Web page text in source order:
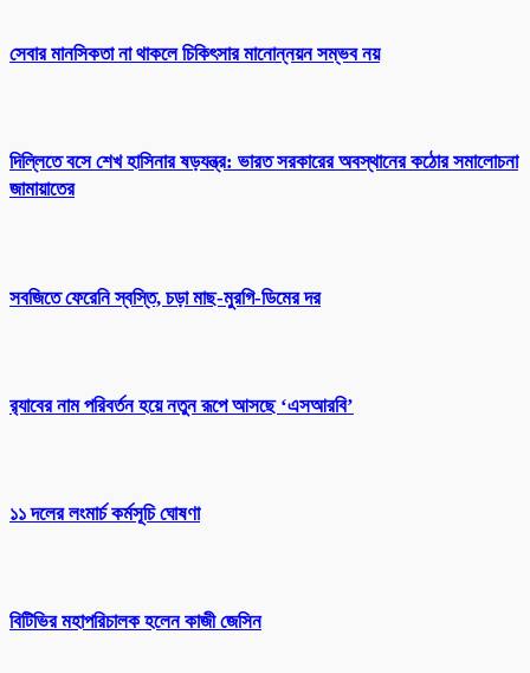
সেবার মানসিকতা না থাকলে চিকিৎসার মানোন্নয়ন সম্ভব নয়
দিল্লিতে বসে শেখ হাসিনার ষড়যন্ত্র: ভারত সরকারের অবস্থানের কঠোর সমালোচনা
জামায়াতের
সবজিতে ফেরেনি স্বস্তি, চড়া মাছ-মুরগি-ডিমের দর
র‌্যাবের নাম পরিবর্তন হয়ে নতুন রূপে আসছে ‘এসআরবি’
১১ দলের লংমার্চ কর্মসূচি ঘোষণা
বিটিভির মহাপরিচালক হলেন কাজী জেসিন